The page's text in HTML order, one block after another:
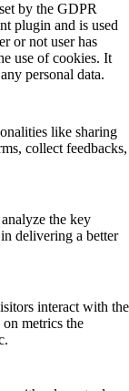
by the GDPR
plugin and is used
or not user has
use of cookies. It
personal data.
like sharing
collect feedbacks,
the key
delivering a better
interact with the
metrics the